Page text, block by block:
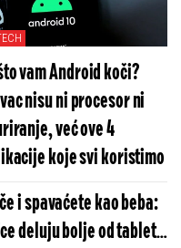
vam Android koči?
nisu ni procesor ni
već ove 4
koje svi koristimo
i spavaćete kao beba:
deluju bolje od tableta